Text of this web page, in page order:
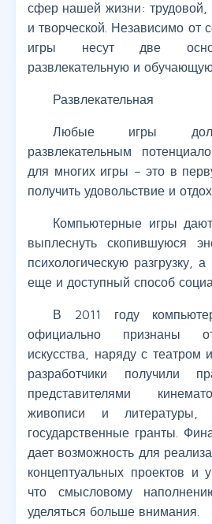
сфер нашей жизни: трудовой,
и творческой. Независимо от
игры несут две
развлекательную и
Развлекательная
Любые игры
развлекательным
для многих игры – это в
получить удовольствие и
Компьютерные игры
выплеснуть скопившуюся
психологическую разгрузку,
еще и доступный способ
В 2011 году
официально признаны
искусства, наряду с театром
разработчики получили
представителями
живописи и литературы,
государственные гранты.
дает возможность для
концептуальных проектов и
что смысловому
уделяться больше внимания.